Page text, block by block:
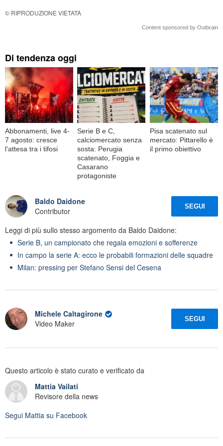
© RIPRODUZIONE VIETATA
Content sponsored by Outbrain
Di tendenza oggi
Abbonamenti, live 4-
7 agosto: cresce
l'attesa tra i tifosi
Serie B e C,
calciomercato senza
sosta: Perugia
scatenato, Foggia e
Casarano
protagoniste
Pisa scatenato sul
mercato: Pittarello è
il primo obiettivo
Baldo Daidone
Contributor
SEGUI
Leggi di più sullo stesso argomento da Baldo Daidone:
Serie B, un campionato che regala emozioni e sofferenze
In campo la serie A: ecco le probabili formazioni delle squadre
Milan: pressing per Stefano Sensi del Cesena
Michele Caltagirone
Video Maker
SEGUI
Questo articolo è stato curato e verificato da
Mattia Vailati
Revisore della news
Segui Mattia su Facebook